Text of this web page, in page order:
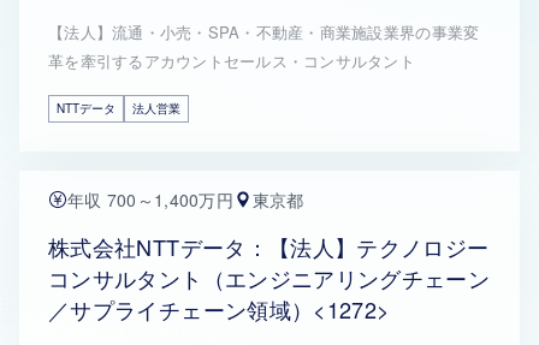
【法人】流通・小売・SPA・不動産・商業施設業界の事業変
革を牽引するアカウントセールス・コンサルタント
NTTデータ 法人営業
年収 700～1,400万円 東京都
株式会社NTTデータ：【法人】テクノロジー
コンサルタント（エンジニアリングチェーン
／サプライチェーン領域）<1272>